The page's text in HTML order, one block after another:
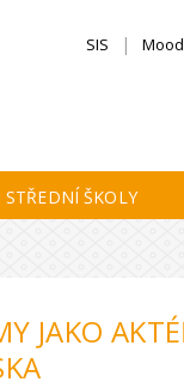
SIS
STŘEDNÍ ŠKOLY
JAKO